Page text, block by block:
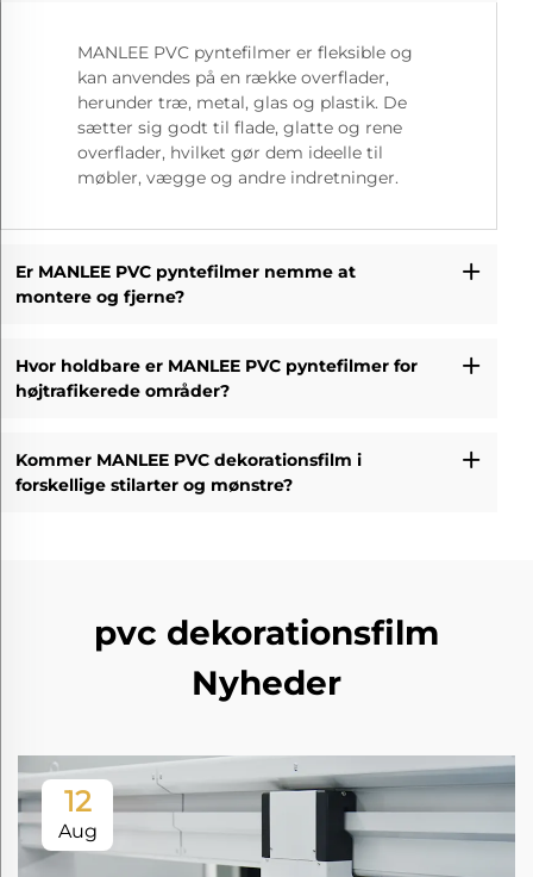
MANLEE PVC pyntefilmer er fleksible og
kan anvendes på en række overflader,
herunder træ, metal, glas og plastik. De
sætter sig godt til flade, glatte og rene
overflader, hvilket gør dem ideelle til
møbler, vægge og andre indretninger.
Er MANLEE PVC pyntefilmer nemme at
montere og fjerne?
Hvor holdbare er MANLEE PVC pyntefilmer for
højtrafikerede områder?
Kommer MANLEE PVC dekorationsfilm i
forskellige stilarter og mønstre?
pvc dekorationsfilm
Nyheder
12
Aug